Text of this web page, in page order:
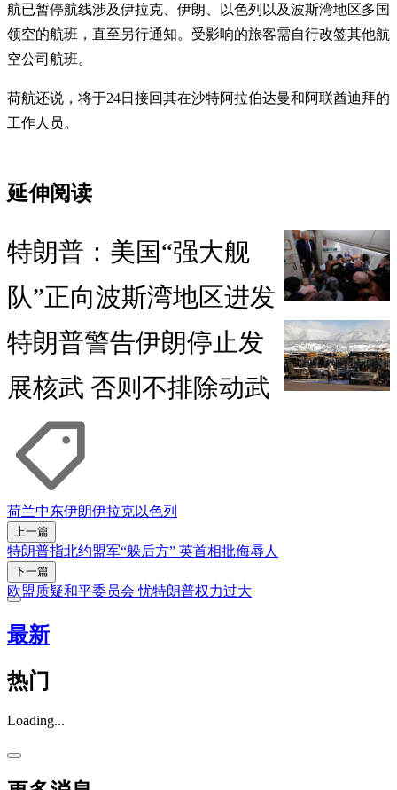
航已暂停航线涉及伊拉克、伊朗、以色列以及波斯湾地区多国
领空的航班，直至另行通知。受影响的旅客需自行改签其他航
空公司航班。
荷航还说，将于24日接回其在沙特阿拉伯达曼和阿联酋迪拜的
工作人员。
延伸阅读
特朗普：美国“强大舰
队”正向波斯湾地区进发
特朗普警告伊朗停止发
展核武 否则不排除动武
荷兰中东伊朗伊拉克以色列
上一篇
特朗普指北约盟军“躲后方” 英首相批侮辱人
下一篇
欧盟质疑和平委员会 忧特朗普权力过大
最新
热门
Loading...